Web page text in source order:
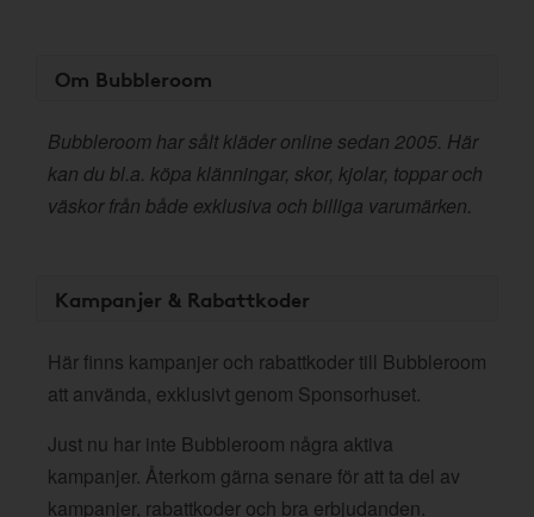
Om Bubbleroom
Bubbleroom har sålt kläder online sedan 2005. Här
kan du bl.a. köpa klänningar, skor, kjolar, toppar och
väskor från både exklusiva och billiga varumärken.
Kampanjer & Rabattkoder
Här finns kampanjer och rabattkoder till Bubbleroom
att använda, exklusivt genom Sponsorhuset.
Just nu har inte Bubbleroom några aktiva
kampanjer. Återkom gärna senare för att ta del av
kampanjer, rabattkoder och bra erbjudanden.